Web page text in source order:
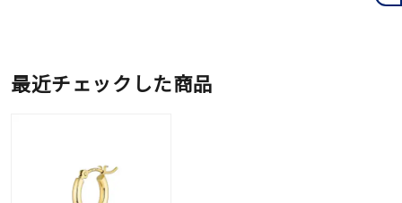
最近チェックした商品